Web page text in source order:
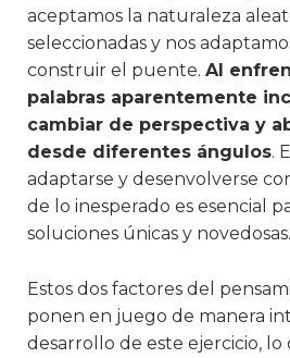
aceptamos la naturaleza
seleccionadas y nos
construir el puente. Al
palabras aparentemente
cambiar de perspectiva y
desde diferentes ángulos.
adaptarse y desenvolverse
de lo inesperado es esencial
soluciones únicas y novedosas.
Estos dos factores del
ponen en juego de manera
desarrollo de este ejercicio,